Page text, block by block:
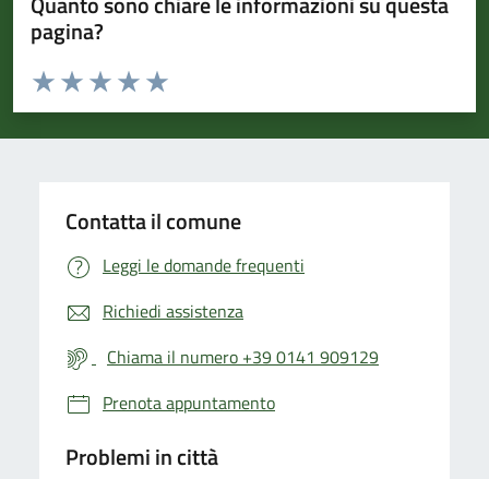
pagina?
Valuta da 1 a 5 stelle la pagina
Valuta 5 stelle su 5
Valuta 4 stelle su 5
Valuta 3 stelle su 5
Valuta 2 stelle su 5
Valuta 1 stelle su 5
Contatta il comune
Leggi le domande frequenti
Richiedi assistenza
Chiama il numero +39 0141 909129
Prenota appuntamento
Problemi in città